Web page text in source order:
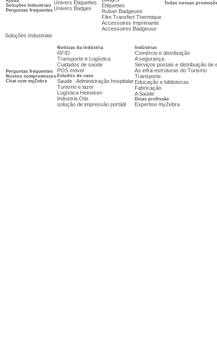
Soluções Industriais
Perguntas frequentes
Univers Etiquettes
Univers Badges
Etiquettes
Ruban Badgeuse
Film Transfert Thermique
Accessoires Imprimante
Accessoires Badgeuse
Todas nossas
Soluções Industriais
Perguntas frequentes
Nossos compromissos
Chat com myZebra
Notícias da Indústria
RFID
Transporte e Logística
Cuidados de saúde
POS móvel
Estudos de caso
Saude : Administração hospitalar
Turismo e lazer
Logística Heineken
Industria Otis
solução de impressão portátil
Indústrias
Comércio e distribuição
A segurança
Serviços postais e distribuição de
As infra-estruturas do Turismo
Transporte
Educação e bibliotecas
Fabricação
A Saúde
Dicas profissão
Expertise myZebra